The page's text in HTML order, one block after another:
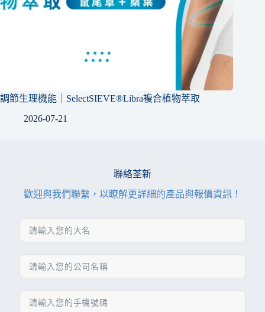
調節生理機能｜SelectSIEVE®Libra複合植物萃取
2026-07-21
聯絡荃新
歡迎與我們聯繫，以瞭解更詳細的產品與報價資訊！